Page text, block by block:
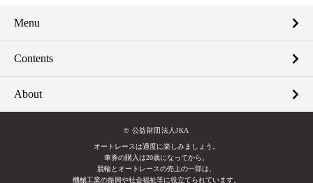
Menu
Contents
About
© 公益財団法人JKA
オートレースは適度に楽しみましょう。
車券の購入は20歳になってから。
競輪とオートレースの売上の一部は、
機械工業の振興や社会福祉等に役立てられています。